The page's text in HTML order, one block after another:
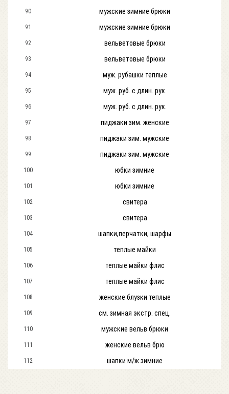
90 мужские зимние брюки
91 мужские зимние брюки
92 вельветовые брюки
93 вельветовые брюки
94 муж. рубашки теплые
95 муж. руб. с длин. рук.
96 муж. руб. с длин. рук.
97 пиджаки зим. женские
98 пиджаки зим. мужские
99 пиджаки зим. мужские
100 юбки зимние
101 юбки зимние
102 свитера
103 свитера
104 шапки,перчатки, шарфы
105 теплые майки
106 теплые майки флис
107 теплые майки флис
108 женские блузки теплые
109 см. зимная экстр. спец.
110 мужские вельв брюки
111 женские вельв брю
112 шапки м/ж зимние